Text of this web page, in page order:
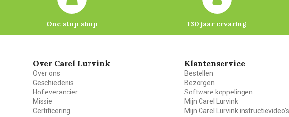
One stop shop 130 jaar ervaring
Over Carel Lurvink
Over ons
Geschiedenis
Hofleverancier
Missie
Certificering
Klantenservice
Bestellen
Bezorgen
Software koppelingen
Mijn Carel Lurvink
Mijn Carel Lurvink instructievideo's